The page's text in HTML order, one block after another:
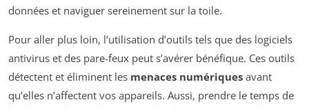
données et naviguer sereinement sur la toile.
Pour aller plus loin, l’utilisation d’outils tels que des logiciels
antivirus et des pare-feux peut s’avérer bénéfique. Ces outils
détectent et éliminent les menaces numériques avant
qu’elles n’affectent vos appareils. Aussi, prendre le temps de